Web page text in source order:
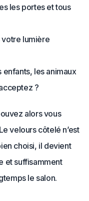
les portes et tous
lumière
les animaux
?
alors vous
velours côtelé n’est
choisi, il devient
et suffisamment
le salon.